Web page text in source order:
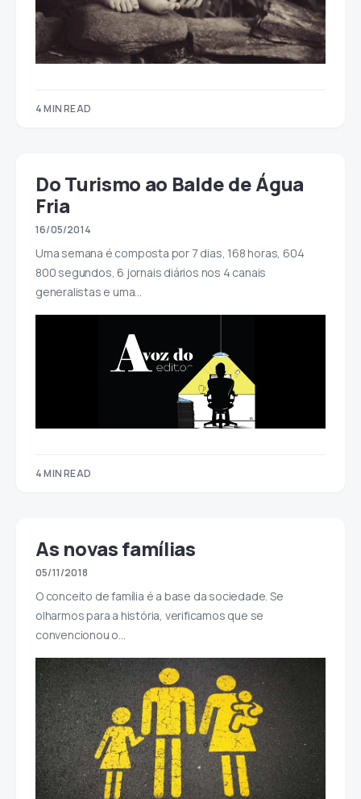
4 MIN READ
Do Turismo ao Balde de Água
Fria
16/05/2014
Uma semana é composta por 7 dias, 168 horas, 604
800 segundos, 6 jornais diários nos 4 canais
generalistas e uma…
4 MIN READ
As novas famílias
05/11/2018
O conceito de família é a base da sociedade. Se
olharmos para a história, verificamos que se
convencionou o…